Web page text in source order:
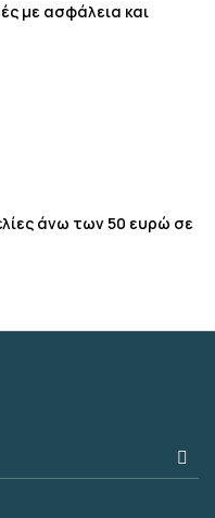
με ασφάλεια και
άνω των 50 ευρώ σε